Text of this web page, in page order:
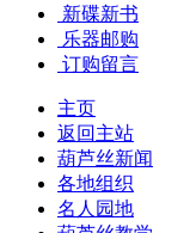
新碟新书
乐器邮购
订购留言
主页
返回主站
葫芦丝新闻
各地组织
名人园地